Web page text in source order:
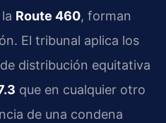
Route 460, forman
El tribunal aplica los
distribución equitativa
que en cualquier otro
de una condena